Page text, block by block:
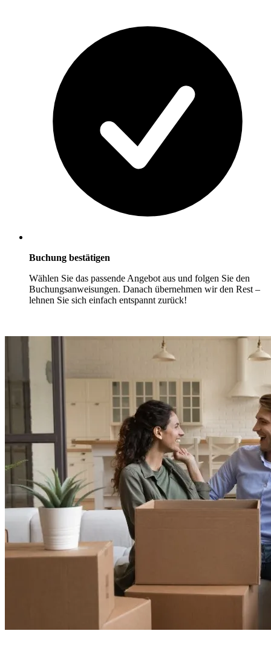
Buchung bestätigen
Wählen Sie das passende Angebot aus und folgen Sie den
Buchungsanweisungen. Danach übernehmen wir den Rest –
lehnen Sie sich einfach entspannt zurück!